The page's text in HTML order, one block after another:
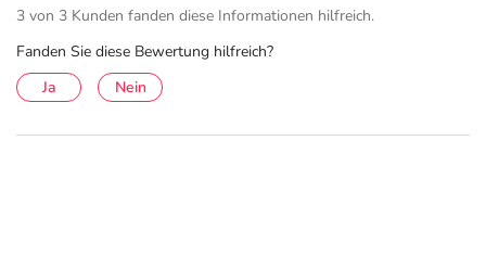
sorgt für einen gleichmäßigen, stabilen und besonders
Auges. So werden typische Beschwerden trockener
Augen spürbar gelindert.
Die Augentropfen sind phosphatfrei und enthalten kein
3 von 3 Kunden fanden diese Informationen hilfreich.
Fanden Sie diese Bewertung hilfreich?
Ja
Nein